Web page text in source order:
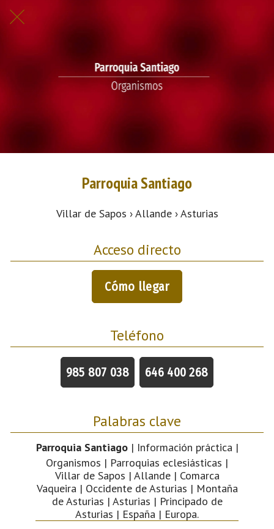
Parroquia Santiago
Villar de Sapos › Allande › Asturias
Acceso directo
Cómo llegar
Teléfono
985 807 038 646 400 268
Palabras clave
Parroquia Santiago| Información práctica |
Organismos | Parroquias eclesiásticas |
Villar de Sapos | Allande | Comarca
Vaqueira | Occidente de Asturias | Montaña
de Asturias | Asturias | Principado de
Asturias | España | Europa.